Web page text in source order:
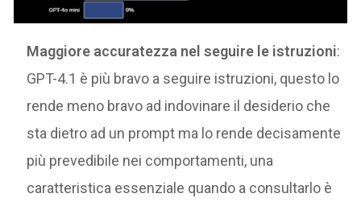
Maggiore accuratezza nel seguire le istruzioni:
GPT-4.1 è più bravo a seguire istruzioni, questo lo
rende meno bravo ad indovinare il desiderio che
sta dietro ad un prompt ma lo rende decisamente
più prevedibile nei comportamenti, una
caratteristica essenziale quando a consultarlo è